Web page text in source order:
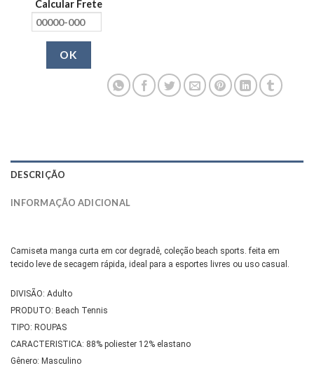
Calcular Frete
OK
DESCRIÇÃO
INFORMAÇÃO ADICIONAL
Camiseta manga curta em cor degradê, coleção beach sports. feita em
tecido leve de secagem rápida, ideal para a esportes livres ou uso casual.
DIVISÃO: Adulto
PRODUTO: Beach Tennis
TIPO: ROUPAS
CARACTERISTICA: 88% poliester 12% elastano
Gênero: Masculino